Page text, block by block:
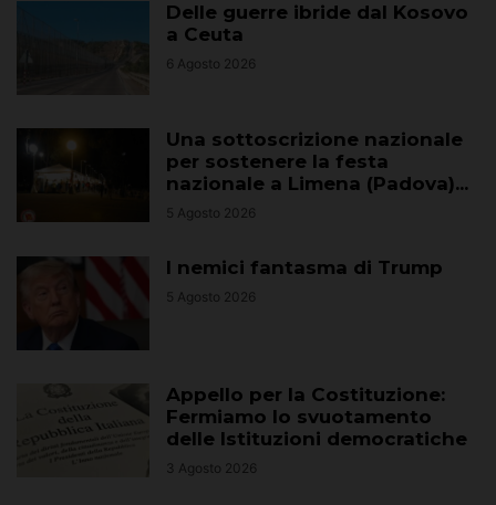
Delle guerre ibride dal Kosovo
a Ceuta
6 Agosto 2026
Una sottoscrizione nazionale
per sostenere la festa
nazionale a Limena (Padova)...
5 Agosto 2026
I nemici fantasma di Trump
5 Agosto 2026
Appello per la Costituzione:
Fermiamo lo svuotamento
delle Istituzioni democratiche
3 Agosto 2026